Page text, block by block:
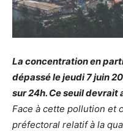
La concentration en
dépassé le jeudi 7 juin
sur 24h. Ce seuil devrait
Face à cette pollution et
préfectoral relatif à la